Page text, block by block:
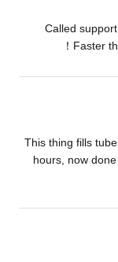
Called
Faster
This thing fills
hours, now